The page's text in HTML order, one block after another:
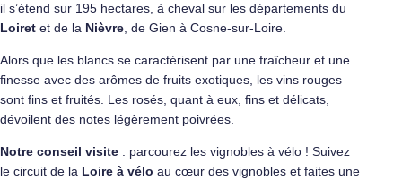
il s’étend sur 195 hectares, à cheval sur les départements du
Loiret et de la Nièvre, de Gien à Cosne-sur-Loire.
Alors que les blancs se caractérisent par une fraîcheur et une
finesse avec des arômes de fruits exotiques, les vins rouges
sont fins et fruités. Les rosés, quant à eux, fins et délicats,
dévoilent des notes légèrement poivrées.
Notre conseil visite : parcourez les vignobles à vélo ! Suivez
le circuit de la Loire à vélo au cœur des vignobles et faites une